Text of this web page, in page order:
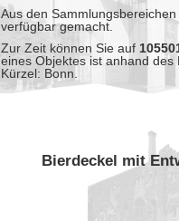
Aus den
verfügbar gemacht.
Zur Zeit können Sie auf
eines Objektes ist anhand
Kürzel: Bonn.
Bierdeckel mit